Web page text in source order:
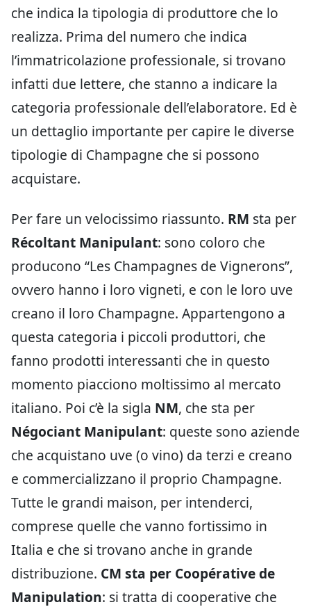
che indica la tipologia di produttore che lo
realizza. Prima del numero che indica
l’immatricolazione professionale, si trovano
infatti due lettere, che stanno a indicare la
categoria professionale dell’elaboratore. Ed è
un dettaglio importante per capire le diverse
tipologie di Champagne che si possono
acquistare.
Per fare un velocissimo riassunto. RM sta per
Récoltant Manipulant: sono coloro che
producono “Les Champagnes de Vignerons”,
ovvero hanno i loro vigneti, e con le loro uve
creano il loro Champagne. Appartengono a
questa categoria i piccoli produttori, che
fanno prodotti interessanti che in questo
momento piacciono moltissimo al mercato
italiano. Poi c’è la sigla NM, che sta per
Négociant Manipulant: queste sono aziende
che acquistano uve (o vino) da terzi e creano
e commercializzano il proprio Champagne.
Tutte le grandi maison, per intenderci,
comprese quelle che vanno fortissimo in
Italia e che si trovano anche in grande
distribuzione. CM sta per Coopérative de
Manipulation: si tratta di cooperative che